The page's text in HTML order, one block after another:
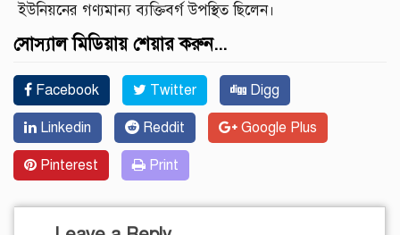
ইউনিয়নের গণ্যমান্য ব্যক্তিবর্গ উপস্থিত ছিলেন।
সোস্যাল মিডিয়ায় শেয়ার করুন...
Facebook Twitter Digg
Linkedin Reddit Google Plus
Pinterest Print